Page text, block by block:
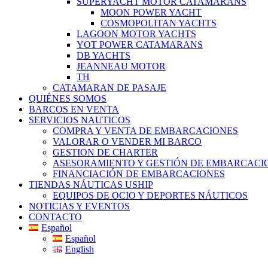
MOON POWER YACHT
COSMOPOLITAN YACHTS
LAGOON MOTOR YACHTS
YOT POWER CATAMARANS
DB YACHTS
JEANNEAU MOTOR
TH
CATAMARAN DE PASAJE
QUIÉNES SOMOS
BARCOS EN VENTA
SERVICIOS NAUTICOS
COMPRA Y VENTA DE EMBARCACIONES
VALORAR O VENDER MI BARCO
GESTION DE CHARTER
ASESORAMIENTO Y GESTIÓN DE
FINANCIACIÓN DE EMBARCACIONES
TIENDAS NÁUTICAS USHIP
EQUIPOS DE OCIO Y DEPORTES NÁUTICOS
NOTICIAS Y EVENTOS
CONTACTO
Español
Español
English